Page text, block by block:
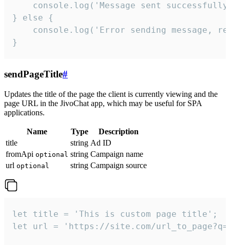
console.log('Message sent
} else {
console.log('Error sending message,
}
sendPageTitle#
Updates the title of the page the client is currently viewing and the
page URL in the JivoChat app, which may be useful for SPA
applications.
Name Type
Description
title
string Ad ID
fromApi optional string Campaign name
url optional string Campaign source
let title = 'This is custom page title';
let url = 'https://site.com/